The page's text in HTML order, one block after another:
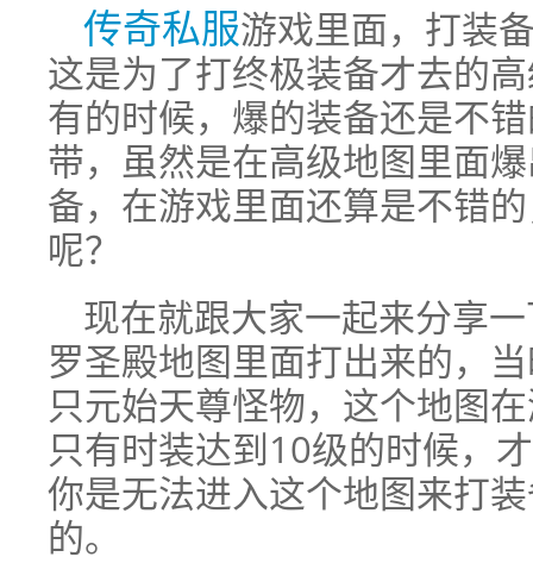
传奇私服游戏里面，打装
这是为了打终极装备才去的
有的时候，爆的装备还是不
带，虽然是在高级地图里面
备，在游戏里面还算是不错
呢？
现在就跟大家一起来分享
罗圣殿地图里面打出来的，
只元始天尊怪物，这个地图
只有时装达到10级的时候，
你是无法进入这个地图来打
的。